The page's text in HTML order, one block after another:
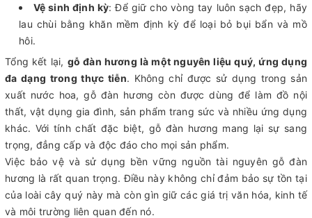
Vệ sinh định kỳ: Để giữ cho vòng tay luôn sạch đẹp, hãy
lau chùi bằng khăn mềm định kỳ để loại bỏ bụi bẩn và mồ
hôi.
Tổng kết lại, gỗ đàn hương là một nguyên liệu quý, ứng dụng
đa dạng trong thực tiễn. Không chỉ được sử dụng trong sản
xuất nước hoa, gỗ đàn hương còn được dùng để làm đồ nội
thất, vật dụng gia đình, sản phẩm trang sức và nhiều ứng dụng
khác. Với tính chất đặc biệt, gỗ đàn hương mang lại sự sang
trọng, đẳng cấp và độc đáo cho mọi sản phẩm.
Việc bảo vệ và sử dụng bền vững nguồn tài nguyên gỗ đàn
hương là rất quan trọng. Điều này không chỉ đảm bảo sự tồn tại
của loài cây quý này mà còn gìn giữ các giá trị văn hóa, kinh tế
và môi trường liên quan đến nó.